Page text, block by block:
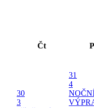
Čt
30
3
31
4